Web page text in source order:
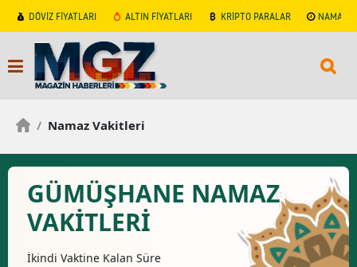
DÖVİZ FİYATLARI ALTIN FİYATLARI KRİPTO PARALAR NAMAZ
/ Namaz Vakitleri
GÜMÜŞHANE NAMAZ
VAKİTLERİ
İkindi Vaktine Kalan Süre